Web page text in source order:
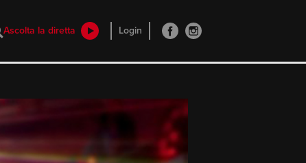
Ascolta la diretta Login